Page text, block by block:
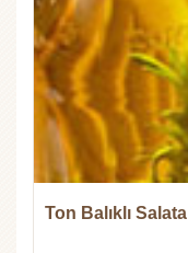
Ton Balıklı Salata